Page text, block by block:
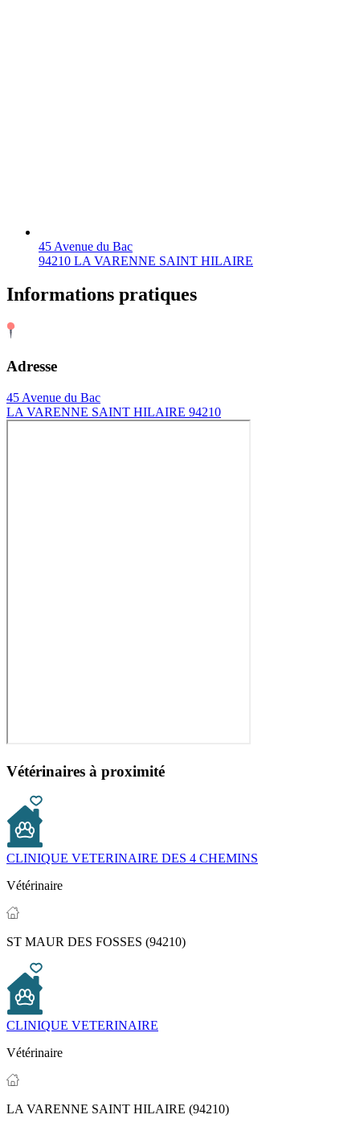
45 Avenue du Bac
94210 LA VARENNE SAINT HILAIRE
Informations pratiques
Adresse
45 Avenue du Bac
LA VARENNE SAINT HILAIRE 94210
Vétérinaires à proximité
CLINIQUE VETERINAIRE DES 4 CHEMINS
Vétérinaire
ST MAUR DES FOSSES (94210)
CLINIQUE VETERINAIRE
Vétérinaire
LA VARENNE SAINT HILAIRE (94210)